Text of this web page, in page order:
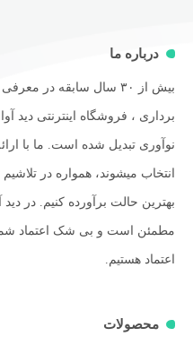
درباره ما
بیش از ۳۰ سال سابقه در
برداری ، فروشگاه اینترنتی دید
نوآوری تبدیل شده است. ما با
انتخاب میشوند، همواره در
بهترین حالت برآورده کنیم. در
مطمئن است و بی شک اعتماد
اعتماد هستیم.
محصولات